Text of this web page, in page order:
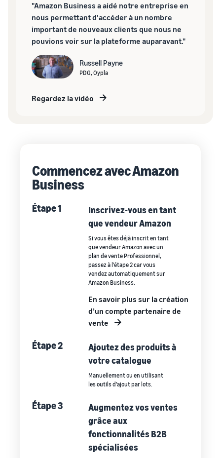
"Amazon Business a aidé notre entreprise en
nous permettant d'accéder à un nombre
important de nouveaux clients que nous ne
pouvions voir sur la plateforme auparavant."
Russell Payne
PDG, Oypla
Regardez la vidéo
Commencez avec Amazon
Business
Étape 1
Inscrivez-vous en tant
que vendeur Amazon
Si vous êtes déjà inscrit en tant
que vendeur Amazon avec un
plan de vente Professionnel,
passez à l’étape 2 car vous
vendez automatiquement sur
Amazon Business.
En savoir plus sur la création
d’un compte partenaire de
vente
Étape 2
Ajoutez des produits à
votre catalogue
Manuellement ou en utilisant
les outils d’ajout par lots.
Étape 3
Augmentez vos ventes
grâce aux
fonctionnalités B2B
spécialisées